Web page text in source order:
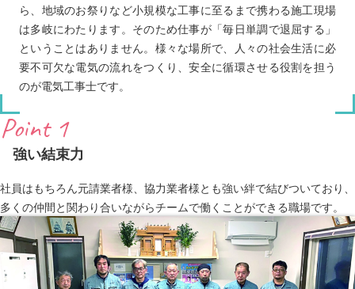
ら、地域のお祭りなど小規模な工事に至るまで携わる施工現場
は多岐にわたります。そのため仕事が「毎日単調で退屈する」
ということはありません。様々な場所で、人々の社会生活に必
要不可欠な電気の流れをつくり、安全に循環させる役割を担う
のが電気工事士です。
Point 1
強い結束力
社員はもちろん元請業者様、協力業者様とも強い絆で結びついており、
多くの仲間と関わり合いながらチームで働くことができる職場です。